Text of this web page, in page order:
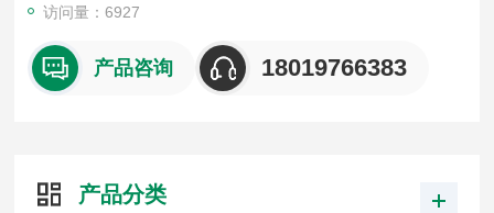
访问量：6927
产品咨询 18019766383
产品分类